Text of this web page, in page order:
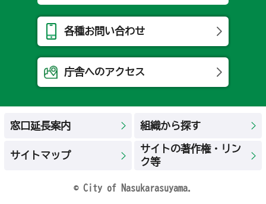
各種お問い合わせ
庁舎へのアクセス
窓口延長案内 組織から探す
サイトマップ
サイトの著作権・リン
ク等
© City of Nasukarasuyama.